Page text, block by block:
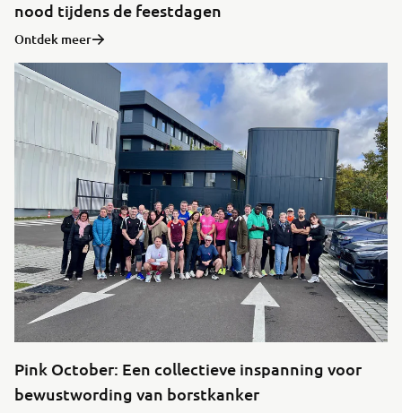
nood tijdens de feestdagen
Ontdek meer
Pink October: Een collectieve inspanning voor
bewustwording van borstkanker